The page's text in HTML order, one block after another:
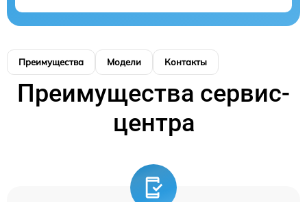
Преимущества Модели Контакты
Преимущества сервис-
центра